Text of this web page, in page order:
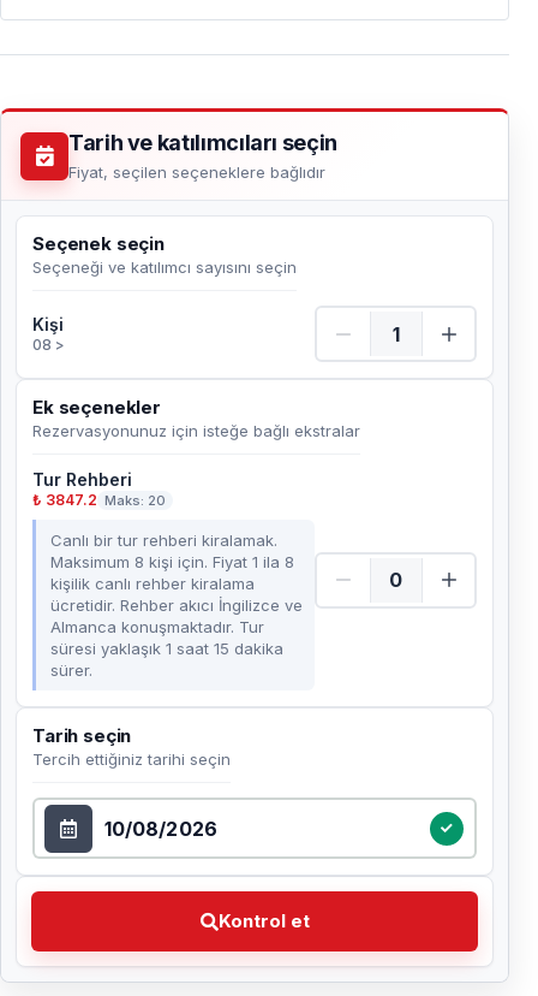
Tarih ve katılımcıları seçin
Fiyat, seçilen seçeneklere bağlıdır
Seçenek seçin
Seçeneği ve katılımcı sayısını seçin
Kişi
08 >
Kişi Adet
Ek seçenekler
Rezervasyonunuz için isteğe bağlı ekstralar
Tur Rehberi
₺ 3847.2 Maks: 20
Canlı bir tur rehberi kiralamak.
Maksimum 8 kişi için. Fiyat 1 ila 8
kişilik canlı rehber kiralama
ücretidir. Rehber akıcı İngilizce ve
Almanca konuşmaktadır. Tur
süresi yaklaşık 1 saat 15 dakika
sürer.
Tarih seçin
Tercih ettiğiniz tarihi seçin
Tarih seçin
Kontrol et
Kontrol et Tercih ettiğiniz tarihi seçin